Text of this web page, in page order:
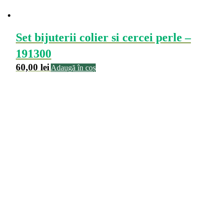
Set bijuterii colier si cercei perle –
191300
60,00 lei Adaugă în coș